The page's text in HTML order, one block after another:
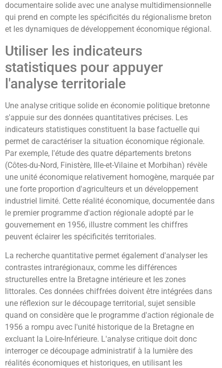
documentaire solide avec une analyse multidimensionnelle
qui prend en compte les spécificités du régionalisme breton
et les dynamiques de développement économique régional.
Utiliser les indicateurs
statistiques pour appuyer
l'analyse territoriale
Une analyse critique solide en économie politique bretonne
s'appuie sur des données quantitatives précises. Les
indicateurs statistiques constituent la base factuelle qui
permet de caractériser la situation économique régionale.
Par exemple, l'étude des quatre départements bretons
(Côtes-du-Nord, Finistère, Ille-et-Vilaine et Morbihan) révèle
une unité économique relativement homogène, marquée par
une forte proportion d'agriculteurs et un développement
industriel limité. Cette réalité économique, documentée dans
le premier programme d'action régionale adopté par le
gouvernement en 1956, illustre comment les chiffres
peuvent éclairer les spécificités territoriales.
La recherche quantitative permet également d'analyser les
contrastes intrarégionaux, comme les différences
structurelles entre la Bretagne intérieure et les zones
littorales. Ces données chiffrées doivent être intégrées dans
une réflexion sur le découpage territorial, sujet sensible
quand on considère que le programme d'action régionale de
1956 a rompu avec l'unité historique de la Bretagne en
excluant la Loire-Inférieure. L'analyse critique doit donc
interroger ce découpage administratif à la lumière des
réalités économiques et historiques, en utilisant les